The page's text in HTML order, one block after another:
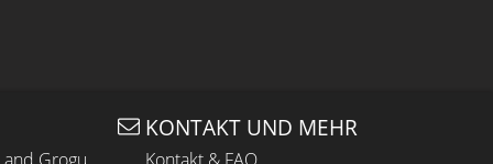
KONTAKT UND MEHR